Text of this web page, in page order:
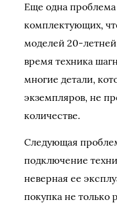
Еще одна
комплектующих,
моделей 20-летней
время техника
многие детали,
экземпляров, не
количестве.
Следующая
подключение
неверная ее
покупка не только